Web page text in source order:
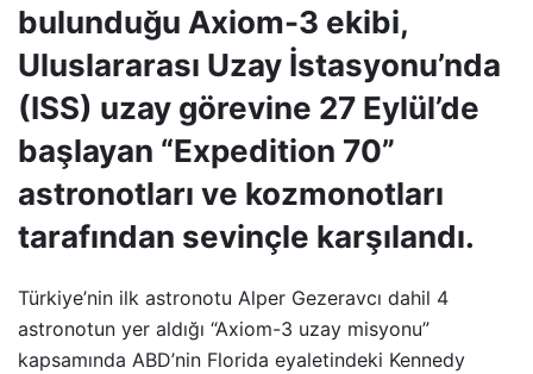
bulunduğu Axiom-3 ekibi,
Uluslararası Uzay İstasyonu’nda
(ISS) uzay görevine 27 Eylül’de
başlayan “Expedition 70”
astronotları ve kozmonotları
tarafından sevinçle karşılandı.
Türkiye’nin ilk astronotu Alper Gezeravcı dahil 4
astronotun yer aldığı “Axiom-3 uzay misyonu”
kapsamında ABD’nin Florida eyaletindeki Kennedy